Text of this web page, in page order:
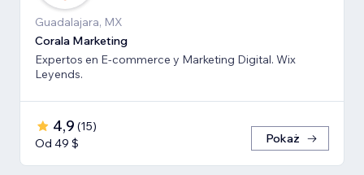
Guadalajara, MX
Corala Marketing
Expertos en E-commerce y Marketing Digital. Wix
Leyends.
4,9 (15)
Od 49 $
Pokaż